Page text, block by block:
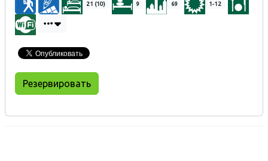
21 (10) 9 69 1-12
Резервировать